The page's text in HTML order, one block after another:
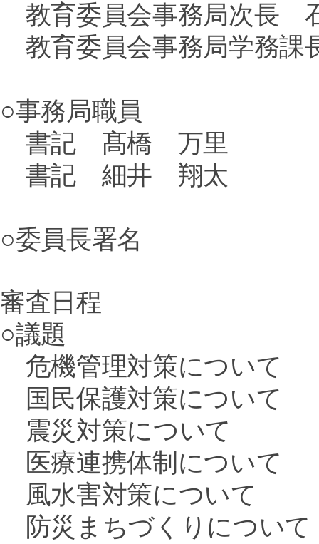
教育委員会事務局次長
教育委員会事務局学務
○事務局職員
書記 髙橋 万里
書記 細井 翔太
○委員長署名
審査日程
○議題
危機管理対策について
国民保護対策について
震災対策について
医療連携体制について
風水害対策について
防災まちづくりについて